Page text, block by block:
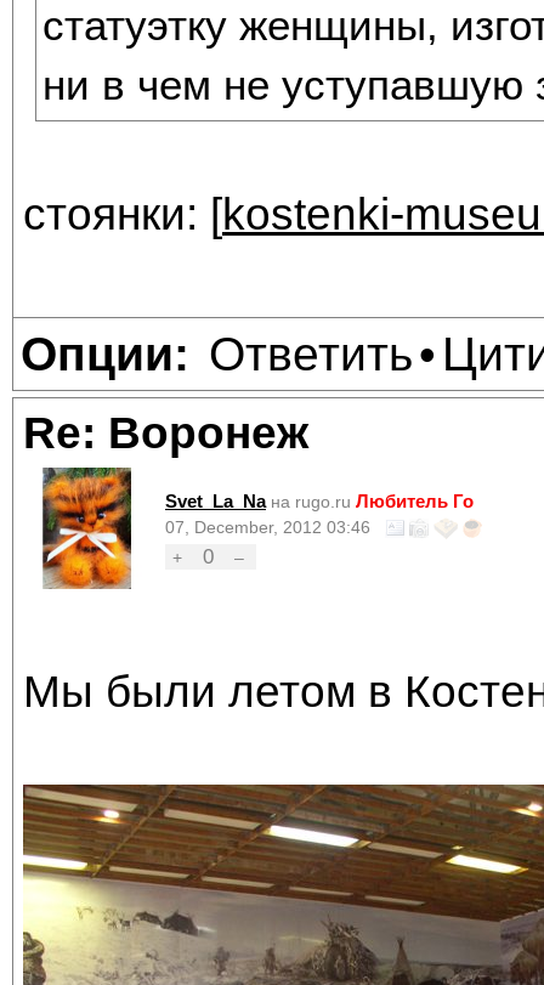
статуэтку женщины,
ни в чем не уступавшую
стоянки: [kostenki-
Опции: Ответить•
Re: Воронеж
Svet_La_Na на rugo.ru Любитель Го
07, December, 2012 03:46
+
0 –
Мы были летом в